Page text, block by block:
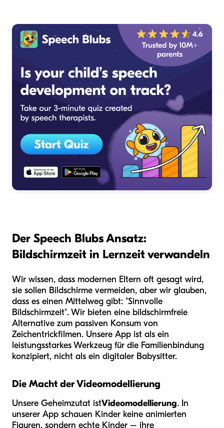
Der Speech Blubs Ansatz:
Bildschirmzeit in Lernzeit verwandeln
Wir wissen, dass modernen Eltern oft gesagt wird,
sie sollen Bildschirme vermeiden, aber wir glauben,
dass es einen Mittelweg gibt: "Sinnvolle
Bildschirmzeit". Wir bieten eine bildschirmfreie
Alternative zum passiven Konsum von
Zeichentrickfilmen. Unsere App ist als ein
leistungsstarkes Werkzeug für die Familienbindung
konzipiert, nicht als ein digitaler Babysitter.
Die Macht der Videomodellierung
Unsere Geheimzutat istVideomodellierung. In
unserer App schauen Kinder keine animierten
Figuren, sondern echte Kinder – ihre